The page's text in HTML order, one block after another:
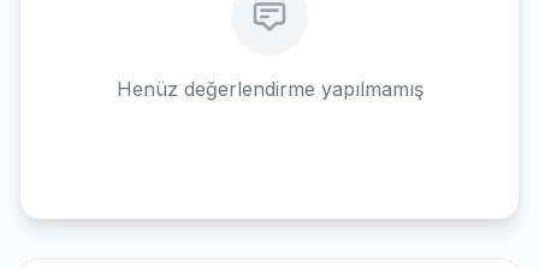
Henüz değerlendirme yapılmamış